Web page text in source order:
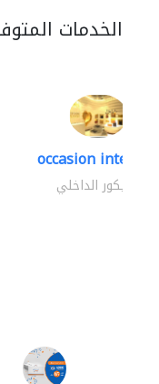
الخدمات
occasion interiors
الديكور الداخلي